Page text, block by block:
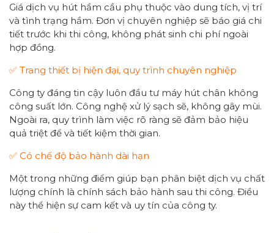
Giá dịch vụ hút hầm cầu phụ thuộc vào dung tích, vị trí
và tình trạng hầm. Đơn vị chuyên nghiệp sẽ báo giá chi
tiết trước khi thi công, không phát sinh chi phí ngoài
hợp đồng.
✅ Trang thiết bị hiện đại, quy trình chuyên nghiệp
Công ty đáng tin cậy luôn đầu tư máy hút chân không
công suất lớn. Công nghệ xử lý sạch sẽ, không gây mùi.
Ngoài ra, quy trình làm việc rõ ràng sẽ đảm bảo hiệu
quả triệt để và tiết kiệm thời gian.
✅ Có chế độ bảo hành dài hạn
Một trong những điểm giúp bạn phân biệt dịch vụ chất
lượng chính là chính sách bảo hành sau thi công. Điều
này thể hiện sự cam kết và uy tín của công ty.